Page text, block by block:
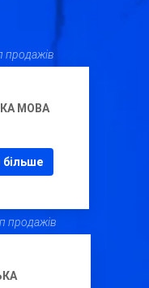
більше
МОВА
продажів
продажів